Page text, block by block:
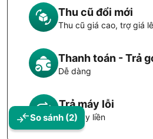
So sánh (2)
Thu cũ đổi mới
Thu cũ giá cao, trợ giá
Thanh toán - Trả
Dễ dàng
Trả máy lỗi
Đổi máy liền